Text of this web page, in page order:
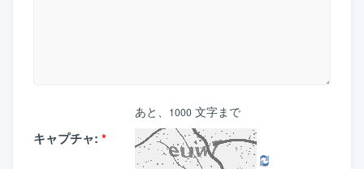
あと、 1000 文字まで
キャプチャ: *